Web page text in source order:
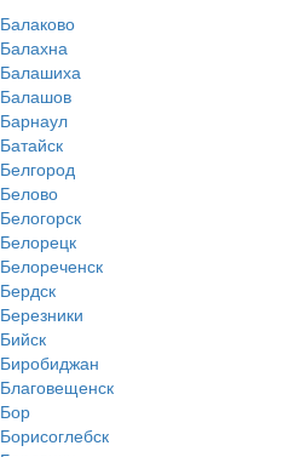
Балаково
Балахна
Балашиха
Балашов
Барнаул
Батайск
Белгород
Белово
Белогорск
Белорецк
Белореченск
Бердск
Березники
Бийск
Биробиджан
Благовещенск
Бор
Борисоглебск